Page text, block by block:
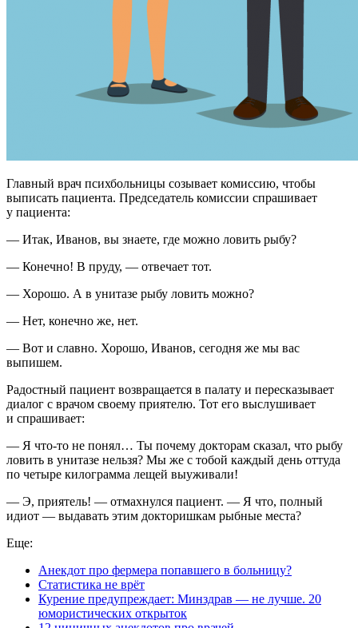
Главный врач психбольницы созывает комиссию, чтобы
выписать пациента. Председатель комиссии спрашивает
у пациента:
— Итак, Иванов, вы знаете, где можно ловить рыбу?
— Конечно! В пруду, — отвечает тот.
— Хорошо. А в унитазе рыбу ловить можно?
— Нет, конечно же, нет.
— Вот и славно. Хорошо, Иванов, сегодня же мы вас
выпишем.
Радостный пациент возвращается в палату и пересказывает
диалог с врачом своему приятелю. Тот его выслушивает
и спрашивает:
— Я что-то не понял… Ты почему докторам сказал, что рыбу
ловить в унитазе нельзя? Мы же с тобой каждый день оттуда
по четыре килограмма лещей выуживали!
— Э, приятель! — отмахнулся пациент. — Я что, полный
идиот — выдавать этим докторишкам рыбные места?
Еще:
Анекдот про фермера попавшего в больницу?
Статистика не врёт
Курение предупреждает: Минздрав — не лучше. 20
юмористических открыток